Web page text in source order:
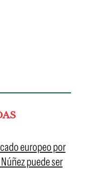
europeo por
puede ser